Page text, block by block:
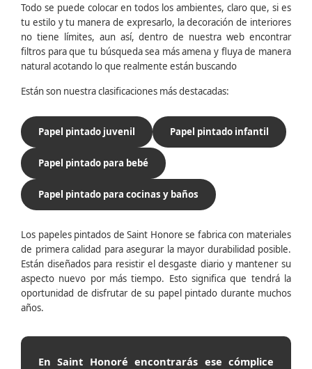
Todo se puede colocar en todos los ambientes, claro que, si es
tu estilo y tu manera de expresarlo, la decoración de interiores
no tiene límites, aun así, dentro de nuestra web encontrar
filtros para que tu búsqueda sea más amena y fluya de manera
natural acotando lo que realmente están buscando
Están son nuestra clasificaciones más destacadas:
Papel pintado juvenil Papel pintado infantil
Papel pintado para bebé
Papel pintado para cocinas y baños
Los papeles pintados de Saint Honore se fabrica con materiales
de primera calidad para asegurar la mayor durabilidad posible.
Están diseñados para resistir el desgaste diario y mantener su
aspecto nuevo por más tiempo. Esto significa que tendrá la
oportunidad de disfrutar de su papel pintado durante muchos
años.
En Saint Honoré encontrarás ese cómplice